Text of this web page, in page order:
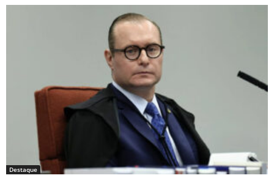
STF: Ministro Cristiano Zanin
vota para derrubar lei que
proíbe atletas transgênero em
competições de Londrina
Destaque